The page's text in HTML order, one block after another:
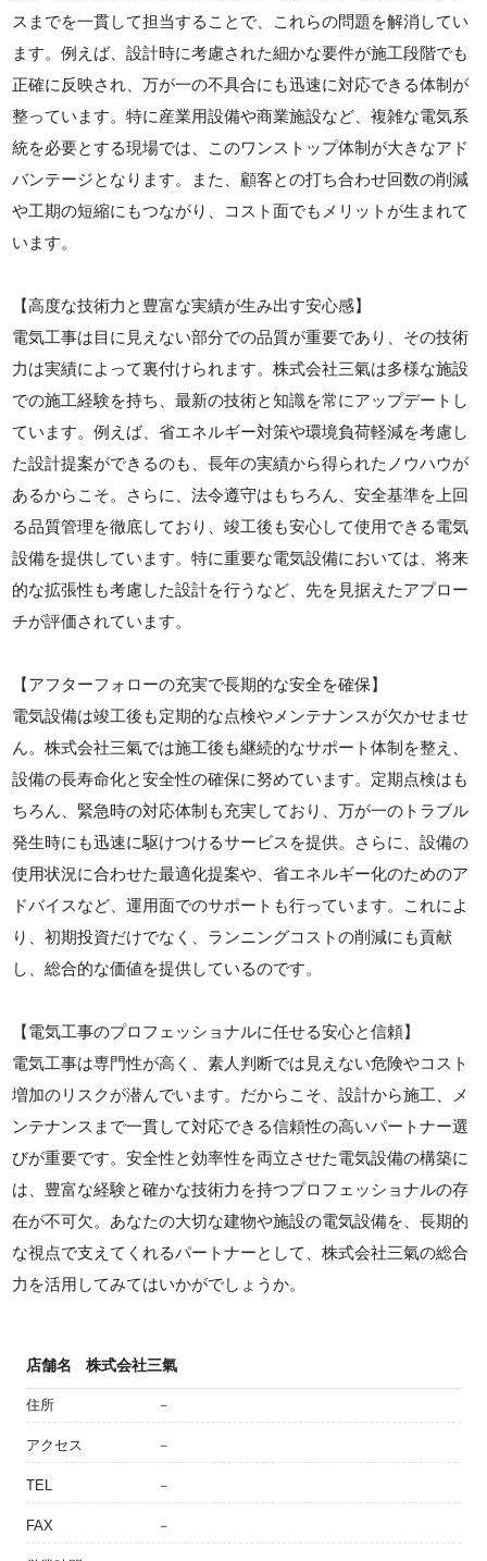
スまでを一貫して担当することで、これらの問題を解消してい
ます。例えば、設計時に考慮された細かな要件が施工段階でも
正確に反映され、万が一の不具合にも迅速に対応できる体制が
整っています。特に産業用設備や商業施設など、複雑な電気系
統を必要とする現場では、このワンストップ体制が大きなアド
バンテージとなります。また、顧客との打ち合わせ回数の削減
や工期の短縮にもつながり、コスト面でもメリットが生まれて
います。
【高度な技術力と豊富な実績が生み出す安心感】
電気工事は目に見えない部分での品質が重要であり、その技術
力は実績によって裏付けられます。株式会社三氣は多様な施設
での施工経験を持ち、最新の技術と知識を常にアップデートし
ています。例えば、省エネルギー対策や環境負荷軽減を考慮し
た設計提案ができるのも、長年の実績から得られたノウハウが
あるからこそ。さらに、法令遵守はもちろん、安全基準を上回
る品質管理を徹底しており、竣工後も安心して使用できる電気
設備を提供しています。特に重要な電気設備においては、将来
的な拡張性も考慮した設計を行うなど、先を見据えたアプロー
チが評価されています。
【アフターフォローの充実で長期的な安全を確保】
電気設備は竣工後も定期的な点検やメンテナンスが欠かせませ
ん。株式会社三氣では施工後も継続的なサポート体制を整え、
設備の長寿命化と安全性の確保に努めています。定期点検はも
ちろん、緊急時の対応体制も充実しており、万が一のトラブル
発生時にも迅速に駆けつけるサービスを提供。さらに、設備の
使用状況に合わせた最適化提案や、省エネルギー化のためのア
ドバイスなど、運用面でのサポートも行っています。これによ
り、初期投資だけでなく、ランニングコストの削減にも貢献
し、総合的な価値を提供しているのです。
【電気工事のプロフェッショナルに任せる安心と信頼】
電気工事は専門性が高く、素人判断では見えない危険やコスト
増加のリスクが潜んでいます。だからこそ、設計から施工、メ
ンテナンスまで一貫して対応できる信頼性の高いパートナー選
びが重要です。安全性と効率性を両立させた電気設備の構築に
は、豊富な経験と確かな技術力を持つプロフェッショナルの存
在が不可欠。あなたの大切な建物や施設の電気設備を、長期的
な視点で支えてくれるパートナーとして、株式会社三氣の総合
力を活用してみてはいかがでしょうか。
店舗名 株式会社三氣
住所 －
アクセス －
TEL －
FAX －